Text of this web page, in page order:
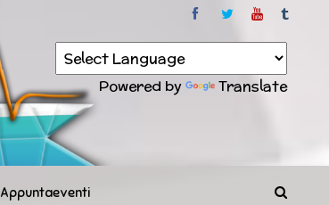
Powered by Translate
Appuntaeventi